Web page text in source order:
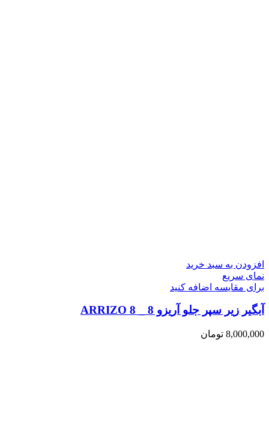
افزودن به سبد خرید
نمای سریع
برای مقایسه اضافه کنید
آبگیر زیر سپر جلو آریزو 8 _ ARRIZO 8
8,000,000 تومان